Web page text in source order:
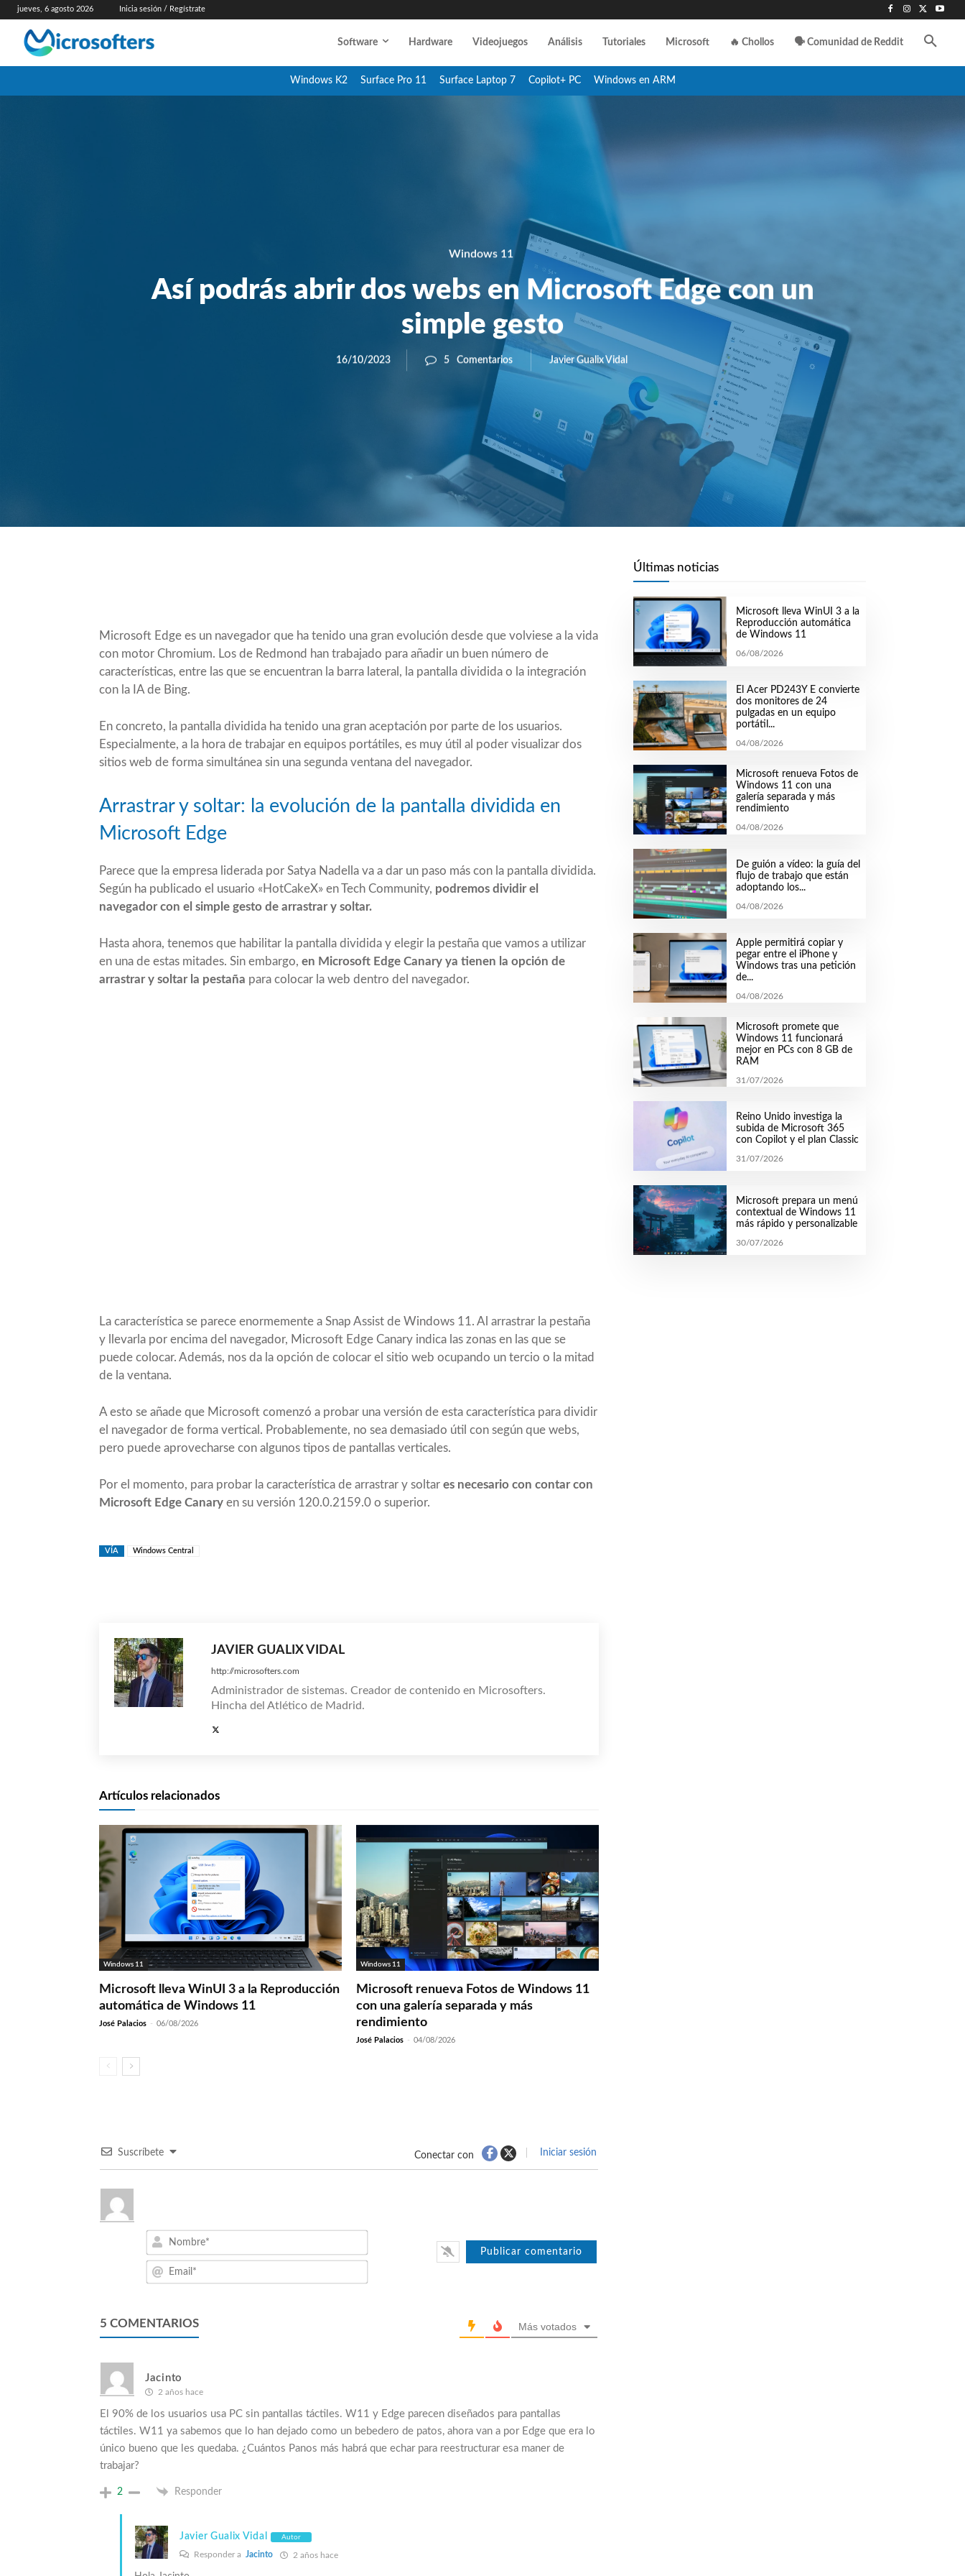
jueves, 6 agosto 2026 Inicia sesión / Regístrate
Software Hardware Videojuegos Análisis Tutoriales Microsoft 🔥 Chollos 🗣️ Comunidad de Reddit
Windows K2 Surface Pro 11 Surface Laptop 7 Copilot+ PC Windows en ARM
Windows 11
Así podrás abrir dos webs en Microsoft Edge con un
simple gesto
16/10/2023 5 Comentarios Javier Gualix Vidal
Microsoft Edge es un navegador que ha tenido una gran evolución desde que volviese a la vida
con motor Chromium. Los de Redmond han trabajado para añadir un buen número de
características, entre las que se encuentran la barra lateral , la pantalla dividida o la integración
con la IA de Bing.
En concreto, la pantalla dividida ha tenido una gran aceptación por parte de los usuarios.
Especialmente, a la hora de trabajar en equipos portátiles, es muy útil al poder visualizar dos
sitios web de forma simultánea sin una segunda ventana del navegador.
Arrastrar y soltar: la evolución de la pantalla dividida en
Microsoft Edge
Parece que la empresa liderada por Satya Nadella va a dar un paso más con la pantalla dividida.
Según ha publicado el usuario « HotCakeX» en Tech Community, podremos dividir el
navegador con el simple gesto de arrastrar y soltar.
Hasta ahora, tenemos que habilitar la pantalla dividida y elegir la pestaña que vamos a utilizar
en una de estas mitades. Sin embargo, en Microsoft Edge Canary ya tienen la opción de
arrastrar y soltar la pestaña para colocar la web dentro del navegador.
La característica se parece enormemente a Snap Assist de Windows 11. Al arrastrar la pestaña
y llevarla por encima del navegador, Microsoft Edge Canary indica las zonas en las que se
puede colocar. Además, nos da la opción de colocar el sitio web ocupando un tercio o la mitad
de la ventana.
A esto se añade que Microsoft comenzó a probar una versión de esta característica para dividir
el navegador de forma vertical . Probablemente, no sea demasiado útil con según que webs,
pero puede aprovecharse con algunos tipos de pantallas verticales.
Por el momento, para probar la característica de arrastrar y soltar es necesario con contar con
Microsoft Edge Canary en su versión 120.0.2159.0 o superior.
VÍA Windows Central
JAVIER GUALIX VIDAL
http://microsofters.com
Administrador de sistemas. Creador de contenido en Microsofters.
Hincha del Atlético de Madrid.
Artículos relacionados
Windows 11
Microsoft lleva WinUI 3 a la Reproducción
automática de Windows 11
José Palacios - 06/08/2026
Windows 11
Microsoft renueva Fotos de Windows 11
con una galería separada y más
rendimiento
José Palacios - 04/08/2026
Suscríbete Conectar con Iniciar sesión
5 COMENTARIOS Más votados
Jacinto
2 años hace
El 90% de los usuarios usa PC sin pantallas táctiles. W11 y Edge parecen diseñados para pantallas
táctiles. W11 ya sabemos que lo han dejado como un bebedero de patos, ahora van a por Edge que era lo
único bueno que les quedaba. ¿Cuántos Panos más habrá que echar para reestructurar esa maner de
trabajar?
2 Responder
Javier Gualix Vidal Autor
Responder a Jacinto 2 años hace
Últimas noticias
Microsoft lleva WinUI 3 a la
Reproducción automática
de Windows 11
06/08/2026
El Acer PD243Y E convierte
dos monitores de 24
pulgadas en un equipo
portátil...
04/08/2026
Microsoft renueva Fotos de
Windows 11 con una
galería separada y más
rendimiento
04/08/2026
De guión a vídeo: la guía del
flujo de trabajo que están
adoptando los...
04/08/2026
Apple permitirá copiar y
pegar entre el iPhone y
Windows tras una petición
de...
04/08/2026
Microsoft promete que
Windows 11 funcionará
mejor en PCs con 8 GB de
RAM
31/07/2026
Reino Unido investiga la
subida de Microsoft 365
con Copilot y el plan Classic
31/07/2026
Microsoft prepara un menú
contextual de Windows 11
más rápido y personalizable
30/07/2026